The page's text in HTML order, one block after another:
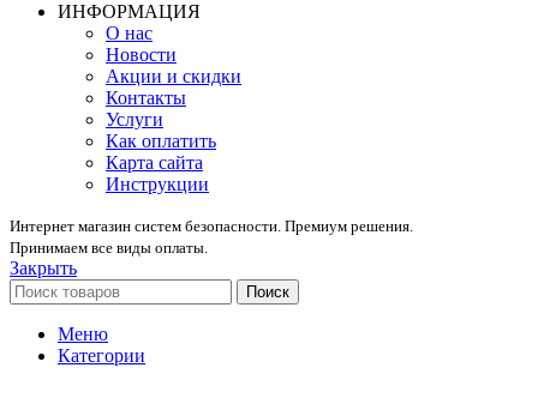
ИНФОРМАЦИЯ
О нас
Новости
Акции и скидки
Контакты
Услуги
Как оплатить
Карта сайта
Инструкции
Интернет магазин систем безопасности. Премиум решения.
Принимаем все виды оплаты.
Закрыть
Поиск
Меню
Категории